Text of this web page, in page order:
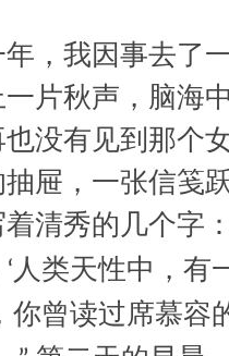
年，我因事去了
一片秋声，脑海
没有见到那个
抽屉，一张信笺
清秀的几个字
‘人类天性中，有
你曾读过席慕